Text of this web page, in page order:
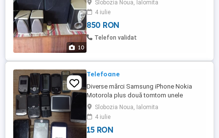
10
Slobozia Noua, Ialomita
4 iulie
850 RON
Telefon validat
Telefoane
Diverse mărci Samsung iPhone Nokia
Motorola plus două tomtom unele
funcioneaza altele nefuncționale
Slobozia Noua, Ialomita
4 iulie
15 RON